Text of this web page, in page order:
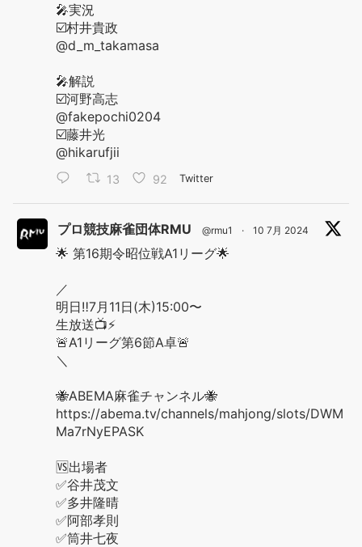
🎤実況
☑️村井貴政
@d_m_takamasa
🎤解説
☑️河野高志
@fakepochi0204
☑️藤井光
@hikarufjii
13 92 Twitter
プロ競技麻雀団体RMU @rmu1 · 10 7月 2024
🌟 第16期令昭位戦A1リーグ🌟
／
明日‼️7月11日(木)15:00〜
生放送📺⚡️
🚨A1リーグ第6節A卓🚨
＼
🐝ABEMA麻雀チャンネル🐝
https://abema.tv/channels/mahjong/slots/DWM
Ma7rNyEPASK
🆚出場者
✅谷井茂文
✅多井隆晴
✅阿部孝則
✅筒井七夜